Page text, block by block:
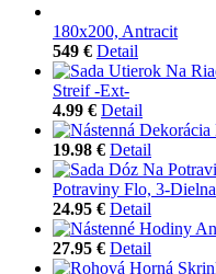
180x200, Antracit
549 € Detail
Streif -Ext-
4.99 € Detail
19.98 € Detail
Potraviny Flo, 3-Dielna
24.95 € Detail
27.95 € Detail